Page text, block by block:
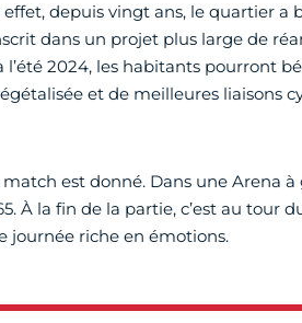
depuis vingt ans, le quartier a
dans un projet plus large de
l’été 2024, les habitants pourront
et de meilleures liaisons
match est donné. Dans une Arena
À la fin de la partie, c’est au tour
journée riche en émotions.